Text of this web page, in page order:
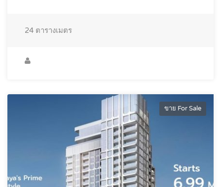
24 ตารางเมตร
ขาย For Sale